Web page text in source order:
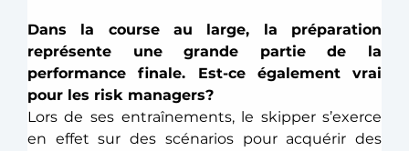
Dans la course au large, la préparation
représente une grande partie de la
performance finale. Est-ce également vrai
pour les risk managers?
Lors de ses entraînements, le skipper s’exerce
en effet sur des scénarios pour acquérir des